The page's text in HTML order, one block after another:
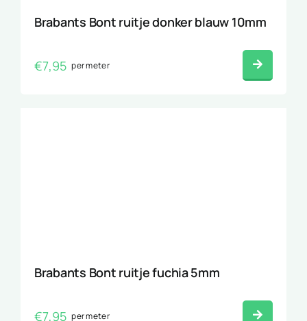
Brabants Bont ruitje donker blauw 10mm
€7,95 per meter
Brabants Bont ruitje fuchia 5mm
€7,95 per meter